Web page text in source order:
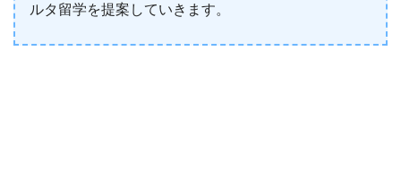
ルタ留学を提案していきます。